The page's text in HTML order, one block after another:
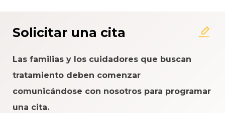
del Paciente
Solicitar una cita
Las familias y los cuidadores que buscan
tratamiento deben comenzar
comunicándose con nosotros para programar
una cita.